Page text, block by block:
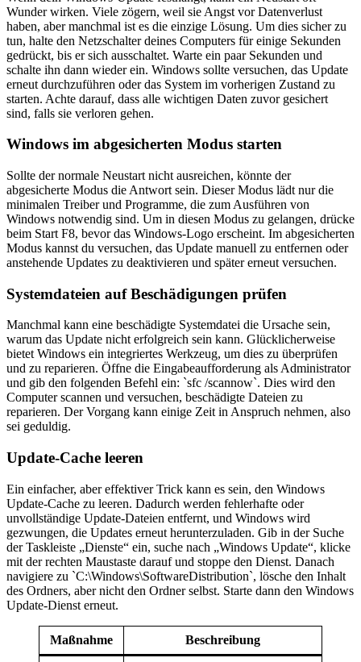
Wunder wirken. Viele zögern, weil sie Angst vor Datenverlust
haben, aber manchmal ist es die einzige Lösung. Um dies sicher zu
tun, halte den Netzschalter deines Computers für einige Sekunden
gedrückt, bis er sich ausschaltet. Warte ein paar Sekunden und
schalte ihn dann wieder ein. Windows sollte versuchen, das Update
erneut durchzuführen oder das System im vorherigen Zustand zu
starten. Achte darauf, dass alle wichtigen Daten zuvor gesichert
sind, falls sie verloren gehen.
Windows im abgesicherten Modus starten
Sollte der normale Neustart nicht ausreichen, könnte der
abgesicherte Modus die Antwort sein. Dieser Modus lädt nur die
minimalen Treiber und Programme, die zum Ausführen von
Windows notwendig sind. Um in diesen Modus zu gelangen, drücke
beim Start F8, bevor das Windows-Logo erscheint. Im abgesicherten
Modus kannst du versuchen, das Update manuell zu entfernen oder
anstehende Updates zu deaktivieren und später erneut versuchen.
Systemdateien auf Beschädigungen prüfen
Manchmal kann eine beschädigte Systemdatei die Ursache sein,
warum das Update nicht erfolgreich sein kann. Glücklicherweise
bietet Windows ein integriertes Werkzeug, um dies zu überprüfen
und zu reparieren. Öffne die Eingabeaufforderung als Administrator
und gib den folgenden Befehl ein: `sfc /scannow`. Dies wird den
Computer scannen und versuchen, beschädigte Dateien zu
reparieren. Der Vorgang kann einige Zeit in Anspruch nehmen, also
sei geduldig.
Update-Cache leeren
Ein einfacher, aber effektiver Trick kann es sein, den Windows
Update-Cache zu leeren. Dadurch werden fehlerhafte oder
unvollständige Update-Dateien entfernt, und Windows wird
gezwungen, die Updates erneut herunterzuladen. Gib in der Suche
der Taskleiste „Dienste“ ein, suche nach „Windows Update“, klicke
mit der rechten Maustaste darauf und stoppe den Dienst. Danach
navigiere zu `C:\Windows\SoftwareDistribution`, lösche den Inhalt
des Ordners, aber nicht den Ordner selbst. Starte dann den Windows
Update-Dienst erneut.
Maßnahme Beschreibung